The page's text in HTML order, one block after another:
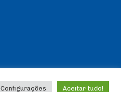
Configurações Aceitar tudo!